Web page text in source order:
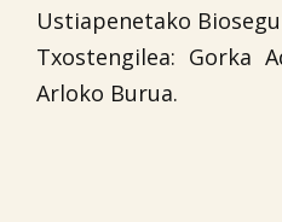
Ustiapenetako
Txostengilea: Gorka
Arloko Burua.